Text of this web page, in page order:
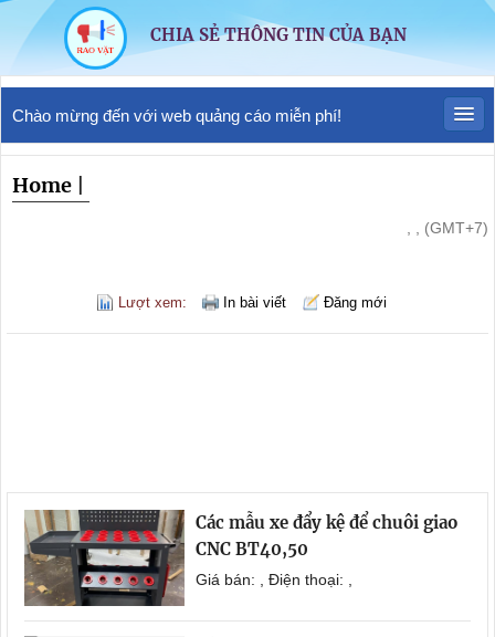
CHIA SẺ THÔNG TIN CỦA BẠN
Chào mừng đến với web quảng cáo miễn phí!
Home
, , (GMT+7)
Lượt xem: In bài viết Đăng mới
Các mẫu xe đẩy kệ để chuôi giao
CNC BT40,50
Giá bán: , Điện thoại: ,